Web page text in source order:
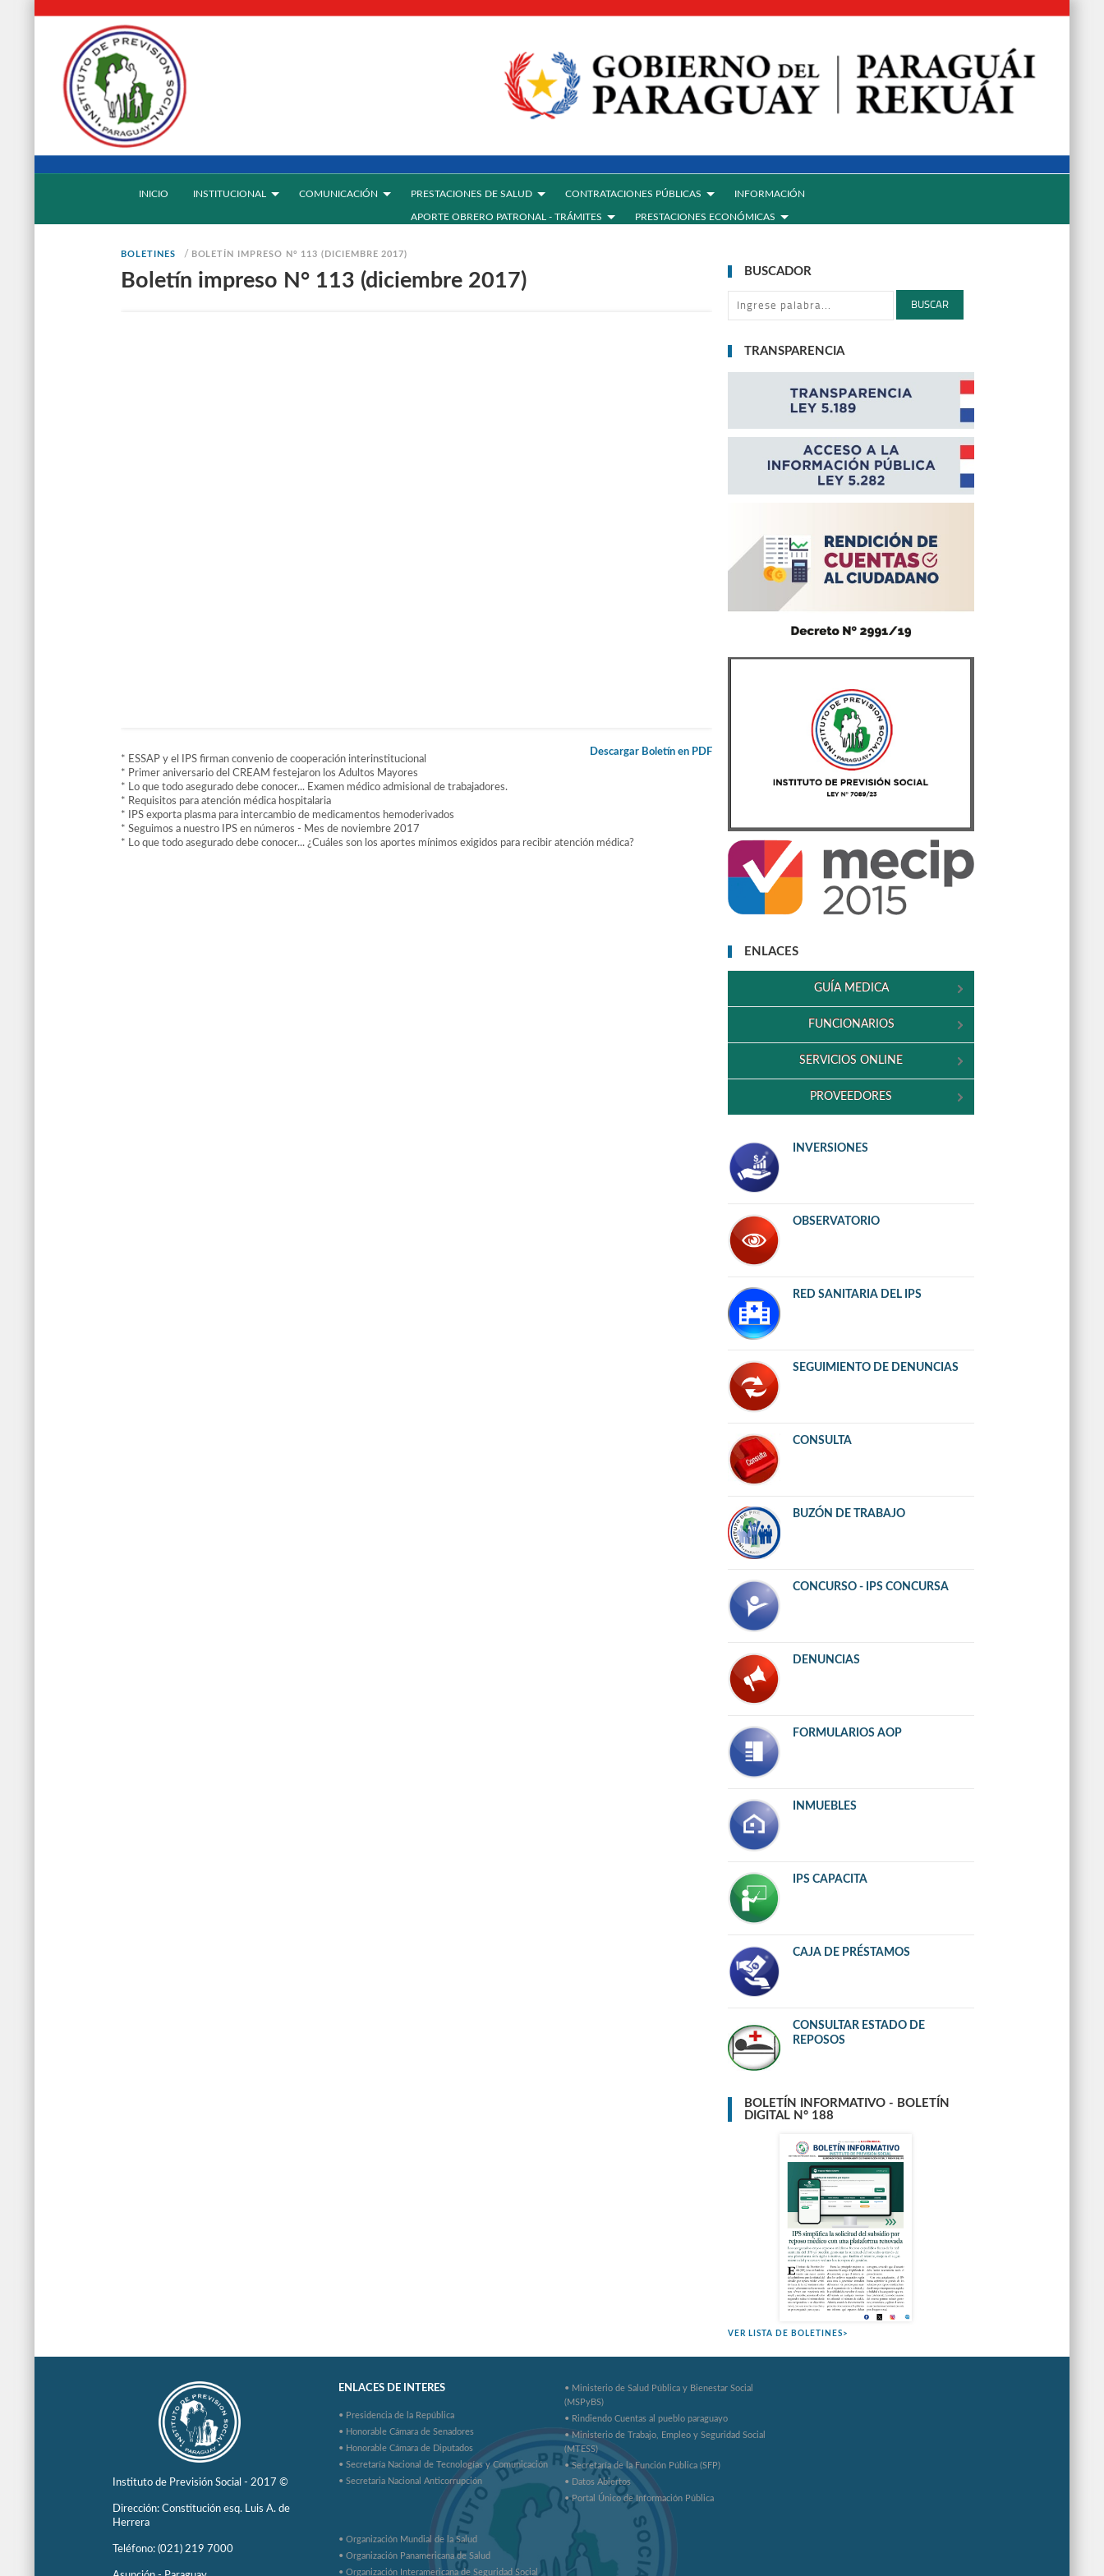
INICIO INSTITUCIONAL COMUNICACIÓN PRESTACIONES DE SALUD CONTRATACIONES PÚBLICAS INFORMACIÓN
APORTE OBRERO PATRONAL - TRÁMITES PRESTACIONES ECONÓMICAS
BOLETINES / BOLETÍN IMPRESO N° 113 (DICIEMBRE 2017)
Boletín impreso N° 113 (diciembre 2017)
Descargar Boletín en PDF
* ESSAP y el IPS firman convenio de cooperación interinstitucional
* Primer aniversario del CREAM festejaron los Adultos Mayores
* Lo que todo asegurado debe conocer... Examen médico admisional de trabajadores.
* Requisitos para atención médica hospitalaria
* IPS exporta plasma para intercambio de medicamentos hemoderivados
* Seguimos a nuestro IPS en números - Mes de noviembre 2017
* Lo que todo asegurado debe conocer... ¿Cuáles son los aportes mínimos exigidos para recibir atención médica?
BUSCADOR
BUSCAR
TRANSPARENCIA
ENLACES
GUÍA MEDICA
FUNCIONARIOS
SERVICIOS ONLINE
PROVEEDORES
INVERSIONES
OBSERVATORIO
RED SANITARIA DEL IPS
SEGUIMIENTO DE DENUNCIAS
CONSULTA
BUZÓN DE TRABAJO
CONCURSO - IPS CONCURSA
DENUNCIAS
FORMULARIOS AOP
INMUEBLES
IPS CAPACITA
CAJA DE PRÉSTAMOS
CONSULTAR ESTADO DE
REPOSOS
BOLETÍN INFORMATIVO - BOLETÍN
DIGITAL N° 188
VER LISTA DE BOLETINES>
Instituto de Previsión Social - 2017 ©
Dirección: Constitución esq. Luis A. de
Herrera
Teléfono: (021) 219 7000
ENLACES DE INTERES
• Presidencia de la República
• Honorable Cámara de Senadores
• Honorable Cámara de Diputados
• Secretaría Nacional de Tecnologías y Comunicación
• Secretaria Nacional Anticorrupción
• Ministerio de Salud Pública y Bienestar Social
(MSPyBS)
• Rindiendo Cuentas al pueblo paraguayo
• Ministerio de Trabajo, Empleo y Seguridad Social
(MTESS)
• Secretaría de la Función Pública (SFP)
• Datos Abiertos
• Portal Único de Información Pública
• Organización Mundial de la Salud
• Organización Panamericana de Salud
• Organización Interamericana de Seguridad Social